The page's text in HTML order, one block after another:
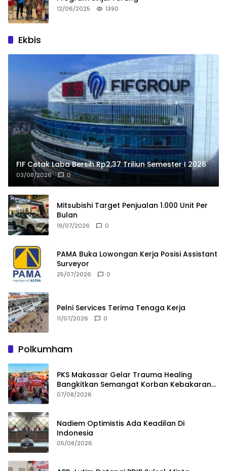
12/06/2025 1390
Ekbis
FIF Cetak Laba Bersih Rp2,37 Triliun Semester I 2026
03/08/2026 0
Mitsubishi Target Penjualan 1.000 Unit Per
Bulan
19/07/2026 0
PAMA Buka Lowongan Kerja Posisi Assistant
Surveyor
25/07/2026 0
Pelni Services Terima Tenaga Kerja
11/07/2026 0
Polkumham
PKS Makassar Gelar Trauma Healing
Bangkitkan Semangat Korban Kebakaran
Tallo
07/08/2026
Nadiem Optimistis Ada Keadilan Di
Indonesia
05/08/2026